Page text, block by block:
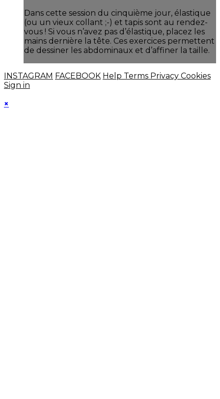
Dans cette session du cinquième jour, élastique
(ou un vieux collant ;-) et tapis sont au rendez-
vous ! Si vous n’avez pas d’élastique, placez les
mains dernière la tête. Ces exercices permettent
de dessiner les abdominaux et d’affiner la taille.
INSTAGRAM FACEBOOK Help Terms Privacy Cookies
Sign in
×